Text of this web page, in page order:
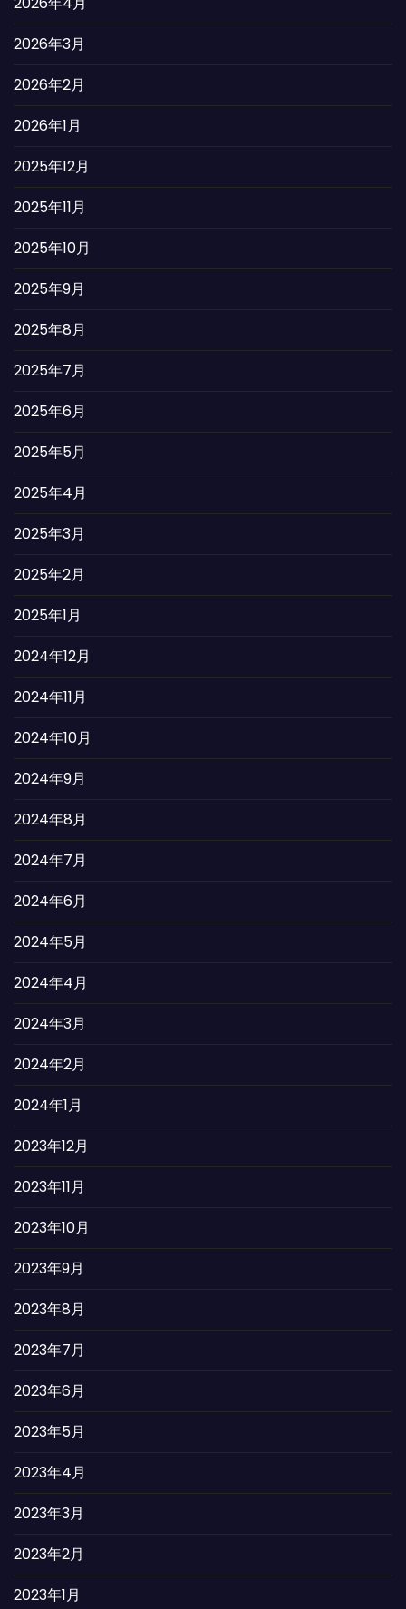
2026年3月
2026年2月
2026年1月
2025年12月
2025年11月
2025年10月
2025年9月
2025年8月
2025年7月
2025年6月
2025年5月
2025年4月
2025年3月
2025年2月
2025年1月
2024年12月
2024年11月
2024年10月
2024年9月
2024年8月
2024年7月
2024年6月
2024年5月
2024年4月
2024年3月
2024年2月
2024年1月
2023年12月
2023年11月
2023年10月
2023年9月
2023年8月
2023年7月
2023年6月
2023年5月
2023年4月
2023年3月
2023年2月
2023年1月